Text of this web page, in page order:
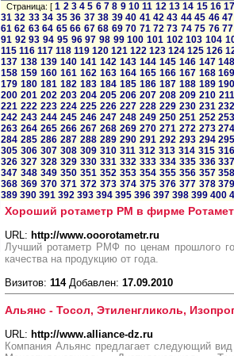
Страница: [1 2 3 4 5 6 7 8 9 10 11 12 13 14 15 16
31 32 33 34 35 36 37 38 39 40 41 42 43 44 45 46 47
61 62 63 64 65 66 67 68 69 70 71 72 73 74 75 76 77
91 92 93 94 95 96 97 98 99 100 101 102 103 104
115 116 117 118 119 120 121 122 123 124 125 126
137 138 139 140 141 142 143 144 145 146 147
158 159 160 161 162 163 164 165 166 167 168
179 180 181 182 183 184 185 186 187 188 189
200 201 202 203 204 205 206 207 208 209 210 211
221 222 223 224 225 226 227 228 229 230 231
242 243 244 245 246 247 248 249 250 251 252
263 264 265 266 267 268 269 270 271 272 273
284 285 286 287 288 289 290 291 292 293 294
305 306 307 308 309 310 311 312 313 314 315 316
326 327 328 329 330 331 332 333 334 335 336
347 348 349 350 351 352 353 354 355 356 357
368 369 370 371 372 373 374 375 376 377 378
389 390 391 392 393 394 395 396 397 398 399 400
Хороший ротаметр РМ в фирме
URL: http://www.ooorotametr.ru
Лучший ротаметр РМФ по ценам прошлого
качества на продукцию от года.
Визитов: 114Добавлен: 17.09.2010
Альянс - Тосол, Этиленгликоль,
URL: http://www.alliance-dz.ru
Компания Альянс предлагает следующий